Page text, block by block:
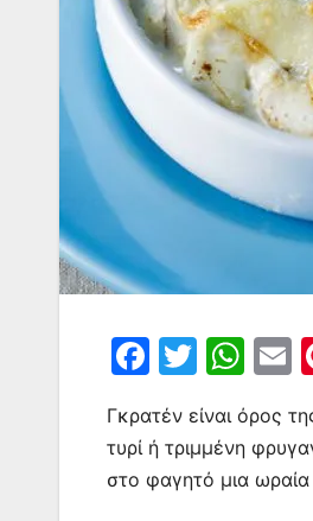
F
c
e
T
itt
er
W
at
s
E
l
Γκρατέν είναι όρος
τυρί ή τριμμένη
στο φαγητό μια